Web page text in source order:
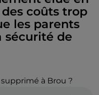
coûts trop
les parents
sécurité de
à Brou ?